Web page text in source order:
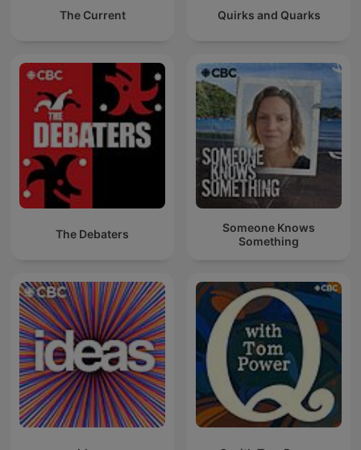
The Current Quirks and Quarks
The Debaters
Someone Knows
Something